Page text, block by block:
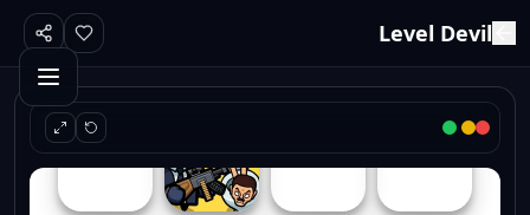
Level Devil